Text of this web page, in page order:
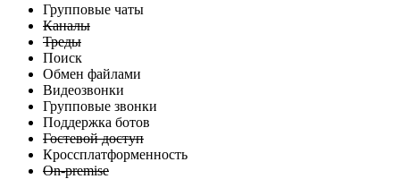
Групповые чаты
Каналы
Треды
Поиск
Обмен файлами
Видеозвонки
Групповые звонки
Поддержка ботов
Гостевой доступ
Кроссплатформенность
On-premise